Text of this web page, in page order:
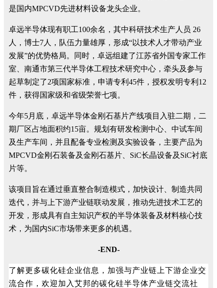
是国内MPCVD先进材料设备龙头企业。
卓远半导体现有职工100余名，其中科研技术生产人员 26
人，博士7人，队伍力量雄厚，形成“以技术人才带动产业
发展”的优势格局。同时，卓远组建了江苏省外国专家工作
室、南通市第三代半导体工程技术研究中心，牵头及参与
起草制定了2项国家标准，申请专利45件，授权发明专利12
件，获得国家级和省级荣誉七项。
今年5月底，卓远半导体金刚石基片产线项目入驻二期，二
期厂区占地面积约15亩。规划有研发检测中心、中试车间
及生产车间，并且配备专业检测及实验设备，主要产品为
MPCVD金刚石装备及金刚石基片、SiC长晶设备及SiC衬底
片等。
该项目旨在通过垂直整合制造模式，加快设计、制造共同
迭代，并与上下游产业链联动发展，推动先进技术工艺的
开发，形成具有自主知识产权的半导体装备及材料核心技
术，为国内SiC市场带来更多的机遇。
-END-
了解更多碳化硅企业信息，加强与产业链上下游企业交
流合作，欢迎加入艾邦的碳化硅半导体产业链交流社